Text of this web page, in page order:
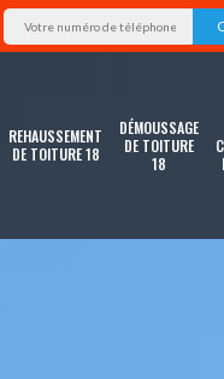
REHAUSSEMENT
DE TOITURE 18
DÉMOUSSAGE
DE TOITURE
18